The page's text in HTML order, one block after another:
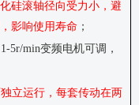
硅滚轴径向受力小，避
影响使用寿命 ；
1-5r/min变频电机可调，
立运行，每套传动在两